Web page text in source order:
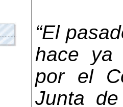
“El
hace ya
por el
Junta